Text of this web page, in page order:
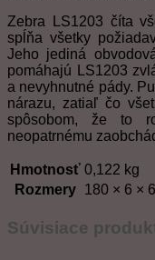
Zebra LS1203 číta
spĺňa všetky
Jeho jediná
pomáhajú LS1203
a nevyhnutné pády.
nárazu, zatiaľ čo
spôsobom, že to
neopatrnému
Hmotnosť 0,122 kg
Rozmery 180 × 6 ×
Súvisiace